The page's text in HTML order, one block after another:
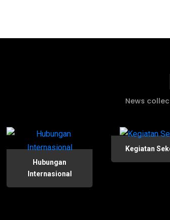
News
Hubungan
Internasional
Kegiatan